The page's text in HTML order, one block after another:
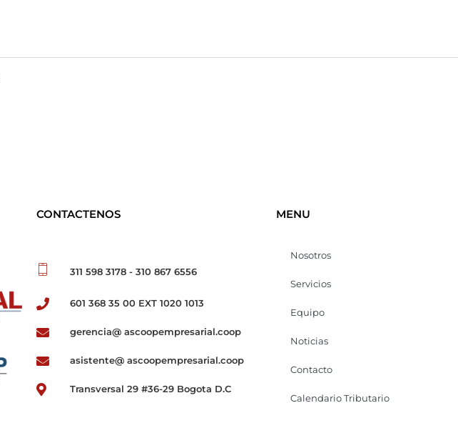
CONTACTENOS
311 598 3178 - 310 867 6556
601 368 35 00 EXT 1020 1013
gerencia@ ascoopempresarial.coop
asistente@ ascoopempresarial.coop
Transversal 29 #36-29 Bogota D.C
MENU
Nosotros
Servicios
Equipo
Noticias
Contacto
Calendario Tributario